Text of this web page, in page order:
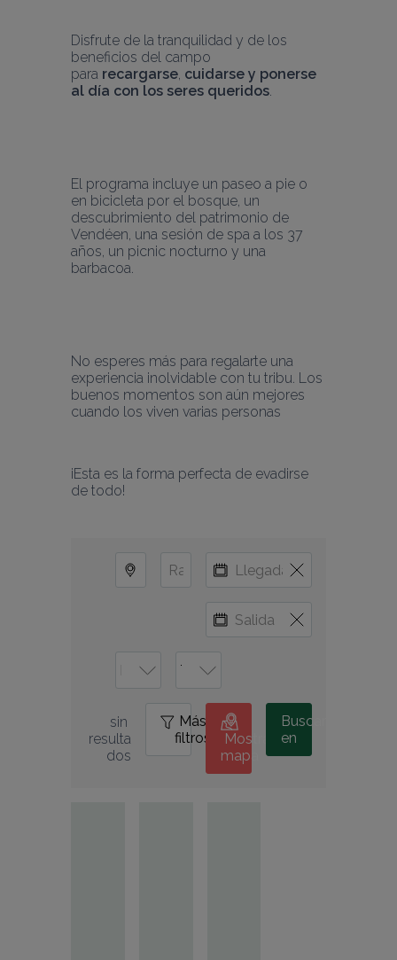
Disfrute de la tranquilidad y de los
beneficios del campo
para recargarse, cuidarse y ponerse
al día con los seres queridos.
El programa incluye un paseo a pie o
en bicicleta por el bosque, un
descubrimiento del patrimonio de
Vendéen, una sesión de spa a los 37
años, un picnic nocturno y una
barbacoa.
No esperes más para regalarte una
experiencia inolvidable con tu tribu. Los
buenos momentos son aún mejores
cuando los viven varias personas
¡Esta es la forma perfecta de evadirse
de todo!
sin
resulta
dos
Más
filtros
0
Mostrar
mapa
Buscar
en